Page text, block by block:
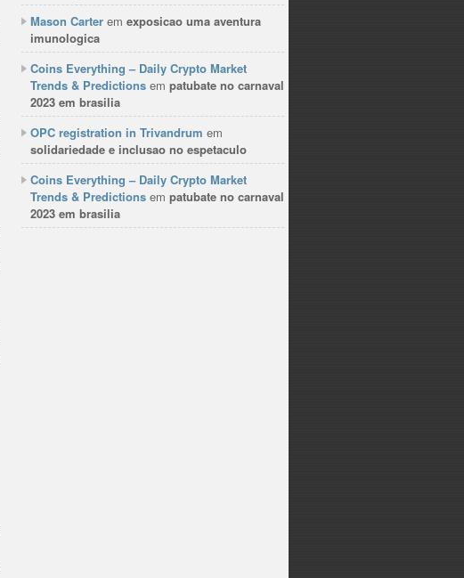
Mason Carter em exposicao uma aventura
imunologica
Coins Everything – Daily Crypto Market
Trends & Predictions em patubate no carnaval
2023 em brasilia
OPC registration in Trivandrum em
solidariedade e inclusao no espetaculo
Coins Everything – Daily Crypto Market
Trends & Predictions em patubate no carnaval
2023 em brasilia